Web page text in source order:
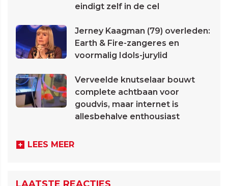
eindigt zelf in de cel
Jerney Kaagman (79) overleden:
Earth & Fire-zangeres en
voormalig Idols-jurylid
Verveelde knutselaar bouwt
complete achtbaan voor
goudvis, maar internet is
allesbehalve enthousiast
LEES MEER